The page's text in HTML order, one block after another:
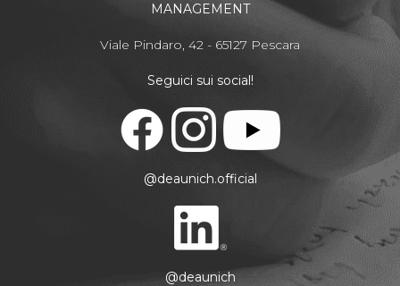
MANAGEMENT
Viale Pindaro, 42 - 65127 Pescara
Seguici sui social!
@deaunich.official
@deaunich